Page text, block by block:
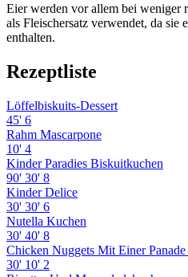
Eier werden vor allem bei weniger
als Fleischersatz verwendet, da sie
enthalten.
Rezeptliste
Löffelbiskuits-Dessert
45' 6
Rahm Mascarpone
10' 4
Kinder Paradies Biskuitkuchen
90' 30' 8
Kinder Delice
30' 30' 6
Nutella Kuchen
30' 40' 8
Chicken Nuggets Mit Einer
30' 10' 2